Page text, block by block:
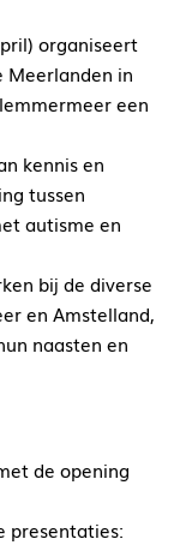
organiseert
Meerlanden in
een
kennis en
tussen
autisme en
bij de diverse
en Amstelland,
naasten en
de opening
presentaties: